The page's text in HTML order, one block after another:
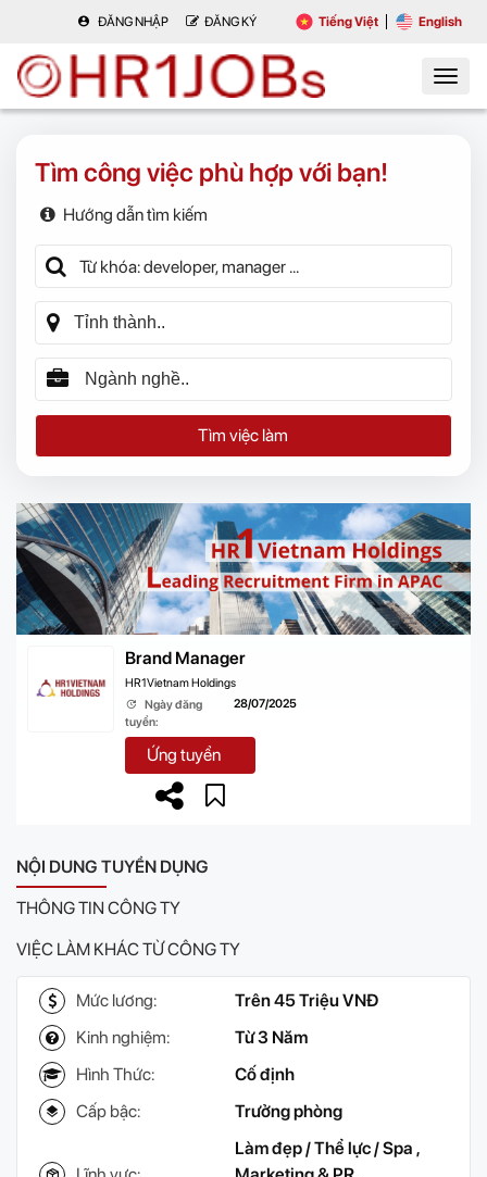
ĐĂNG NHẬP ĐĂNG KÝ Tiếng Việt English
Tìm công việc phù hợp với bạn!
Hướng dẫn tìm kiếm
Tìm việc làm
Brand Manager
HR1Vietnam Holdings
Ngày đăng
tuyển:
28/07/2025
Ứng tuyển
NỘI DUNG TUYỂN DỤNG
THÔNG TIN CÔNG TY
VIỆC LÀM KHÁC TỪ CÔNG TY
Mức lương:
Trên 45 Triệu VNĐ
Kinh nghiệm:
Từ 3 Năm
Hình Thức:
Cố định
Cấp bậc:
Trưởng phòng
Làm đẹp / Thể lực / Spa ,